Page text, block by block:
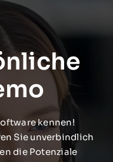
kennen!
Sie unverbindlich
die Potenziale